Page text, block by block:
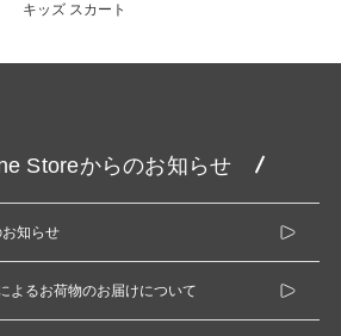
キッズ スカート
Storeからのお知らせ
知らせ
よるお荷物のお届けについて